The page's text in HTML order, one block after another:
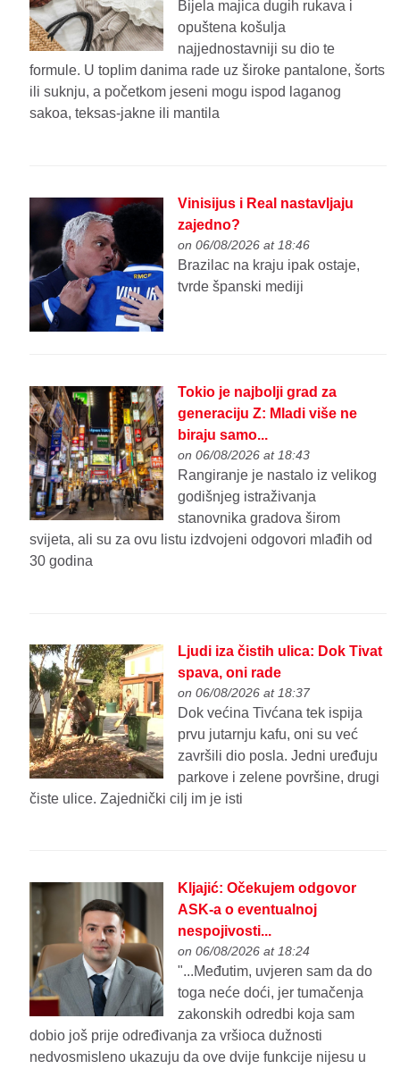
Bijela majica dugih rukava i
opuštena košulja
najjednostavniji su dio te
formule. U toplim danima rade uz široke pantalone, šorts
ili suknju, a početkom jeseni mogu ispod laganog
sakoa, teksas-jakne ili mantila
Vinisijus i Real nastavljaju
zajedno?
on 06/08/2026 at 18:46
Brazilac na kraju ipak ostaje,
tvrde španski mediji
Tokio je najbolji grad za
generaciju Z: Mladi više ne
biraju samo...
on 06/08/2026 at 18:43
Rangiranje je nastalo iz velikog
godišnjeg istraživanja
stanovnika gradova širom
svijeta, ali su za ovu listu izdvojeni odgovori mlađih od
30 godina
Ljudi iza čistih ulica: Dok Tivat
spava, oni rade
on 06/08/2026 at 18:37
Dok većina Tivćana tek ispija
prvu jutarnju kafu, oni su već
završili dio posla. Jedni uređuju
parkove i zelene površine, drugi
čiste ulice. Zajednički cilj im je isti
Kljajić: Očekujem odgovor
ASK-a o eventualnoj
nespojivosti...
on 06/08/2026 at 18:24
"...Međutim, uvjeren sam da do
toga neće doći, jer tumačenja
zakonskih odredbi koja sam
dobio još prije određivanja za vršioca dužnosti
nedvosmisleno ukazuju da ove dvije funkcije nijesu u